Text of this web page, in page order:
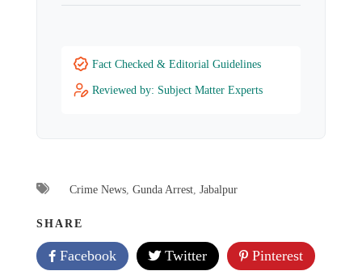
Fact Checked & Editorial Guidelines
Reviewed by: Subject Matter Experts
Crime News Gunda Arrest Jabalpur
SHARE
Facebook Twitter Pinterest